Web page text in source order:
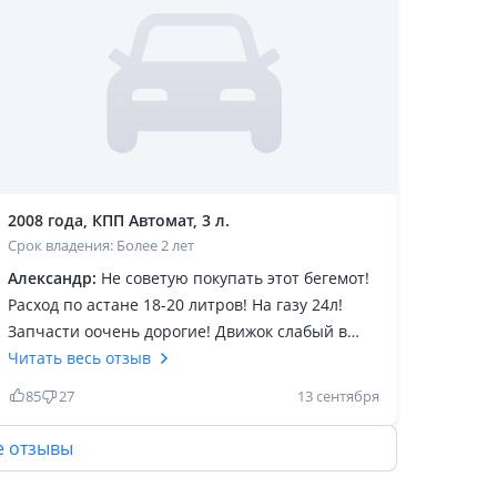
2008 года, КПП Автомат, 3 л.
Срок владения: Более 2 лет
Александр: Не советую покупать этот бегемот!
Расход по астане 18-20 литров! На газу 24л!
Запчасти оочень дорогие! Движок слабый в
плане опасный грм а не цепь! Забудешь
сменить грм по мануалу и сразу попадешь на
замену двигателя, а движок стоит 1 500 000! И
Читать весь отзыв
85 27 13 сентября
отзывы